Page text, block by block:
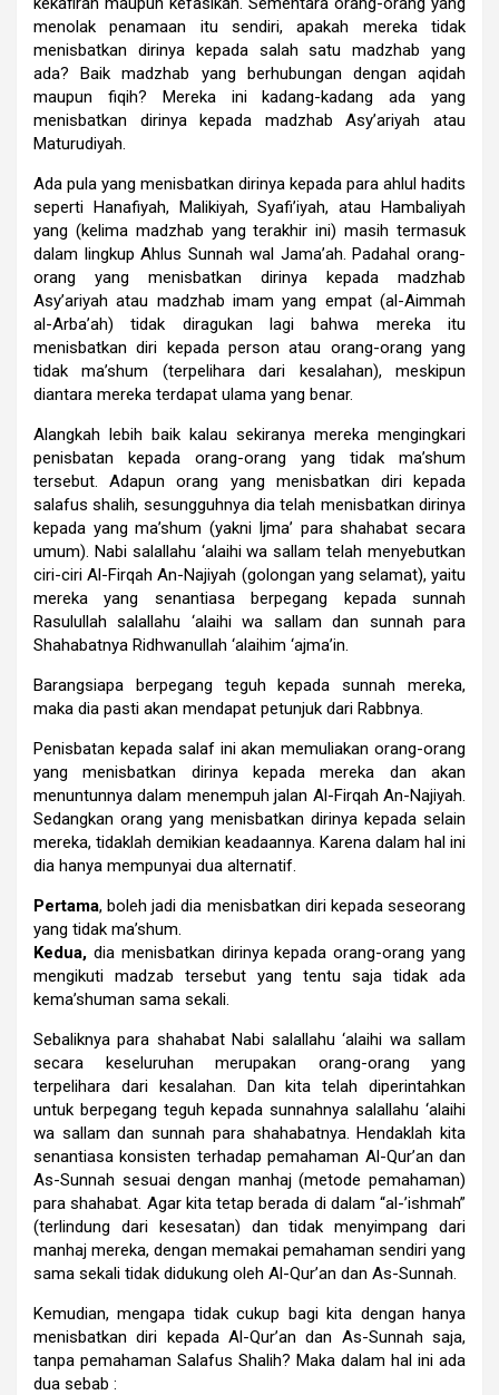
menolak penamaan itu sendiri, apakah mereka tidak
menisbatkan dirinya kepada salah satu madzhab yang
ada? Baik madzhab yang berhubungan dengan aqidah
maupun fiqih? Mereka ini kadang-kadang ada yang
menisbatkan dirinya kepada madzhab Asy’ariyah atau
Maturudiyah.
Ada pula yang menisbatkan dirinya kepada para ahlul hadits
seperti Hanafiyah, Malikiyah, Syafi’iyah, atau Hambaliyah
yang (kelima madzhab yang terakhir ini) masih termasuk
dalam lingkup Ahlus Sunnah wal Jama’ah. Padahal orang-
orang yang menisbatkan dirinya kepada madzhab
Asy’ariyah atau madzhab imam yang empat (al-Aimmah
al-Arba’ah) tidak diragukan lagi bahwa mereka itu
menisbatkan diri kepada person atau orang-orang yang
tidak ma’shum (terpelihara dari kesalahan), meskipun
diantara mereka terdapat ulama yang benar.
Alangkah lebih baik kalau sekiranya mereka mengingkari
penisbatan kepada orang-orang yang tidak ma’shum
tersebut. Adapun orang yang menisbatkan diri kepada
salafus shalih, sesungguhnya dia telah menisbatkan dirinya
kepada yang ma’shum (yakni Ijma’ para shahabat secara
umum). Nabi salallahu ‘alaihi wa sallam telah menyebutkan
ciri-ciri Al-Firqah An-Najiyah (golongan yang selamat), yaitu
mereka yang senantiasa berpegang kepada sunnah
Rasulullah salallahu ‘alaihi wa sallam dan sunnah para
Shahabatnya Ridhwanullah ‘alaihim ‘ajma’in.
Barangsiapa berpegang teguh kepada sunnah mereka,
maka dia pasti akan mendapat petunjuk dari Rabbnya.
Penisbatan kepada salaf ini akan memuliakan orang-orang
yang menisbatkan dirinya kepada mereka dan akan
menuntunnya dalam menempuh jalan Al-Firqah An-Najiyah.
Sedangkan orang yang menisbatkan dirinya kepada selain
mereka, tidaklah demikian keadaannya. Karena dalam hal ini
dia hanya mempunyai dua alternatif.
Pertama, boleh jadi dia menisbatkan diri kepada seseorang
yang tidak ma’shum.
Kedua, dia menisbatkan dirinya kepada orang-orang yang
mengikuti madzab tersebut yang tentu saja tidak ada
kema’shuman sama sekali.
Sebaliknya para shahabat Nabi salallahu ‘alaihi wa sallam
secara keseluruhan merupakan orang-orang yang
terpelihara dari kesalahan. Dan kita telah diperintahkan
untuk berpegang teguh kepada sunnahnya salallahu ‘alaihi
wa sallam dan sunnah para shahabatnya. Hendaklah kita
senantiasa konsisten terhadap pemahaman Al-Qur’an dan
As-Sunnah sesuai dengan manhaj (metode pemahaman)
para shahabat. Agar kita tetap berada di dalam “al-’ishmah”
(terlindung dari kesesatan) dan tidak menyimpang dari
manhaj mereka, dengan memakai pemahaman sendiri yang
sama sekali tidak didukung oleh Al-Qur’an dan As-Sunnah.
Kemudian, mengapa tidak cukup bagi kita dengan hanya
menisbatkan diri kepada Al-Qur’an dan As-Sunnah saja,
tanpa pemahaman Salafus Shalih? Maka dalam hal ini ada
dua sebab :